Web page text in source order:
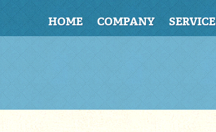
HOME COMPANY SERVICE